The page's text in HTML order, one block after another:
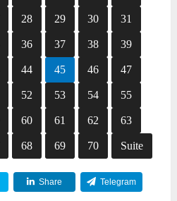
28 29 30 31
36 37 38 39
44 45 46 47
52 53 54 55
60 61 62 63
68 69 70 Suite
Share Telegram